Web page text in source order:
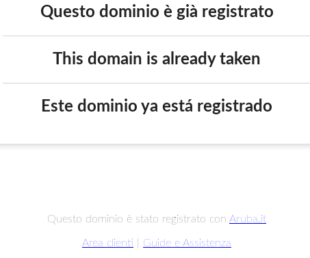
Questo dominio è già registrato
This domain is already taken
Este dominio ya está registrado
Questo dominio è stato registrato con Aruba.it
Area clienti Guide e Assistenza